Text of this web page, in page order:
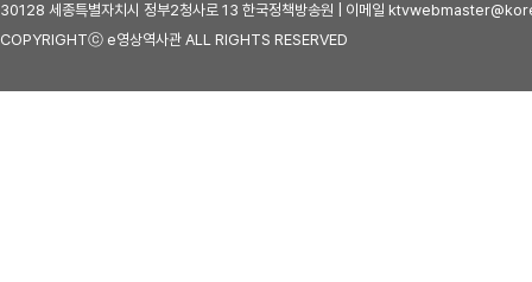
30128 세종특별자치시 정부2청사로 13 한국정책방송원 | 이메일
COPYRIGHTⓒ e영상역사관 ALL RIGHTS RESERVED